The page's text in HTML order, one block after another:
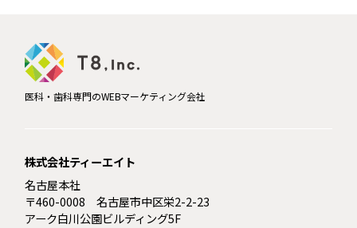
医科・歯科専門のWEBマーケティング会社
株式会社ティーエイト
名古屋本社
〒460-0008 名古屋市中区栄2-2-23
アーク白川公園ビルディング5F